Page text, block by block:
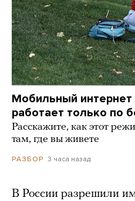
Мобильный интернет
работает только по
Расскажите, как этот
там, где вы живете
РАЗБОР 3 часа назад
В России разрешили